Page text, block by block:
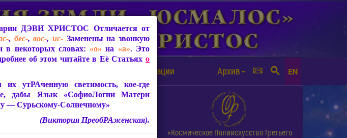
Защита от чипизации Архив EN
Живое Слово Матери Мира.
«Космическое Полиискусство Третьего
ДЭВИ ХРИСТОС Отличается от
, бес-,вос-, ис-Заменены на звонкую
некоторых словах: «о» на «а». Это
об этом читайте в Её Статьях о
утРАченную светимость, кое-где
дабы Язык «СофиоЛогии Матери
— Сурьскому-Солнечному»
(Виктория ПреобРАженская).